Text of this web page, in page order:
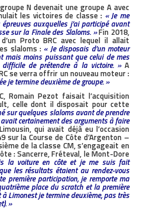
N devenait une groupe A avec
les victoires de classe : « Je me
auxquelles j’ai participé avant
sur la Finale des Slaloms. »Fin 2018,
Proto BRC avec lequel il allait
slaloms : « Je disposais d’un moteur
mais moins puissant que celui de mes
de prétendre à la victoire. » A
se verra offrir un nouveau moteur :
je termine deuxième de groupe. »
Romain Pezot faisait l’acquisition
celle dont il disposait pour cette
sur quelques slaloms avant de prendre
certainement des arguments à faire
qui avait déjà eu l’occasion
sur la Course de Côte d’Argenton –
de la classe CM, s’engageait en
: Sancerre, Fréteval, le Mont-Dore
la voiture en côte et je me suis fait
les résultats étaient au rendez-vous
première participation, je remporte ma
place du scratch et la première
Limonest je termine deuxième, pas très
»